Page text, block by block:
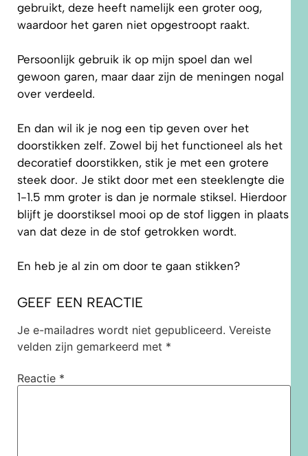
gebruikt, deze heeft namelijk een groter oog,
waardoor het garen niet opgestroopt raakt.
Persoonlijk gebruik ik op mijn spoel dan wel
gewoon garen, maar daar zijn de meningen nogal
over verdeeld.
En dan wil ik je nog een tip geven over het
doorstikken zelf. Zowel bij het functioneel als het
decoratief doorstikken, stik je met een grotere
steek door. Je stikt door met een steeklengte die
1-1.5 mm groter is dan je normale stiksel. Hierdoor
blijft je doorstiksel mooi op de stof liggen in plaats
van dat deze in de stof getrokken wordt.
En heb je al zin om door te gaan stikken?
GEEF EEN REACTIE
Je e-mailadres wordt niet gepubliceerd. Vereiste
velden zijn gemarkeerd met *
Reactie *